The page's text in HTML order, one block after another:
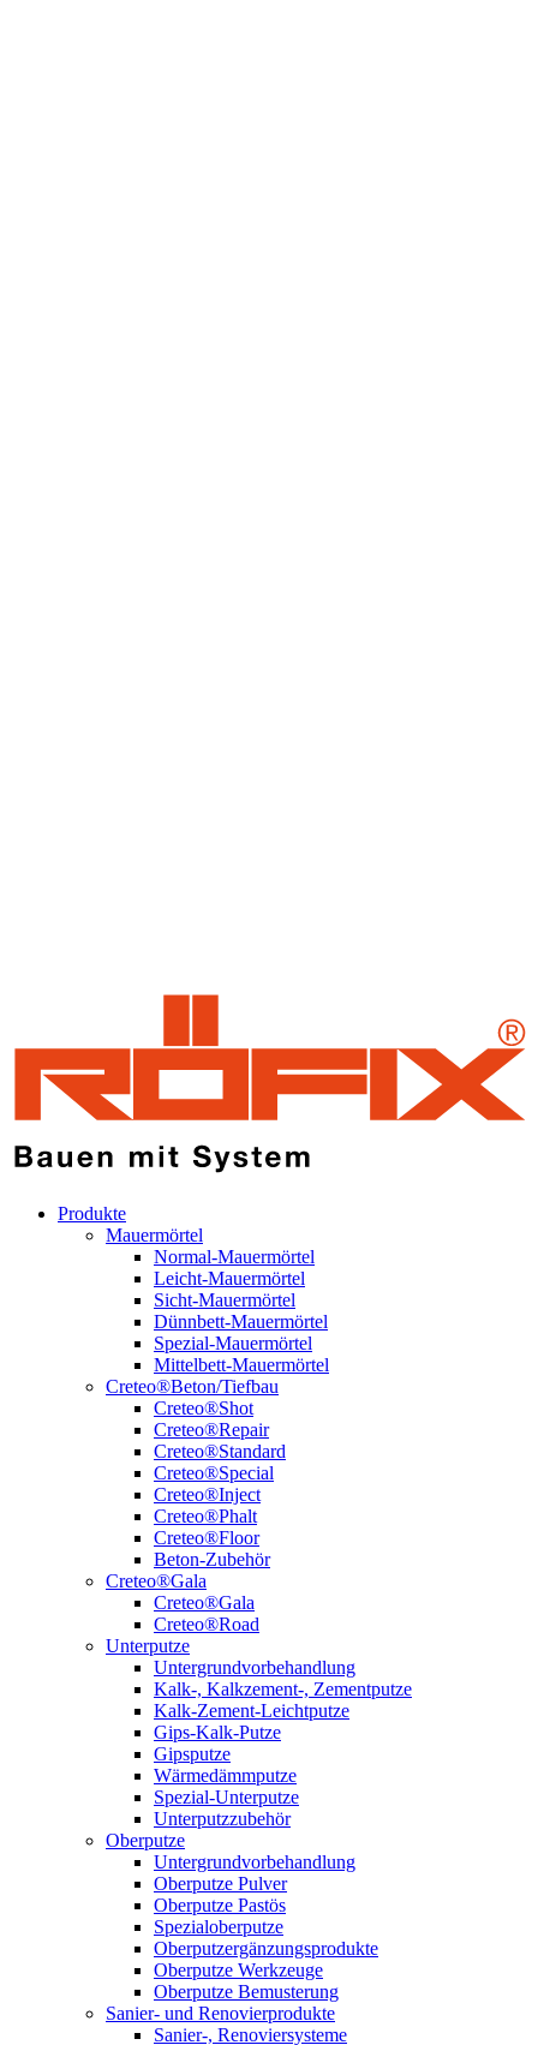
Produkte
Mauermörtel
Normal-Mauermörtel
Leicht-Mauermörtel
Sicht-Mauermörtel
Dünnbett-Mauermörtel
Spezial-Mauermörtel
Mittelbett-Mauermörtel
Creteo®Beton/Tiefbau
Creteo®Shot
Creteo®Repair
Creteo®Standard
Creteo®Special
Creteo®Inject
Creteo®Phalt
Creteo®Floor
Beton-Zubehör
Creteo®Gala
Creteo®Gala
Creteo®Road
Unterputze
Untergrundvorbehandlung
Kalk-, Kalkzement-, Zementputze
Kalk-Zement-Leichtputze
Gips-Kalk-Putze
Gipsputze
Wärmedämmputze
Spezial-Unterputze
Unterputzzubehör
Oberputze
Untergrundvorbehandlung
Oberputze Pulver
Oberputze Pastös
Spezialoberputze
Oberputzergänzungsprodukte
Oberputze Werkzeuge
Oberputze Bemusterung
Sanier- und Renovierprodukte
Sanier-, Renoviersysteme